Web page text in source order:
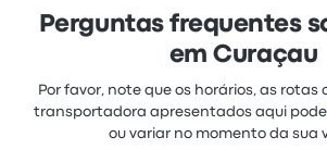
Perguntas frequentes
em Curaçau
Por favor, note que os horários, as rotas
transportadora apresentados aqui
ou variar no momento da sua